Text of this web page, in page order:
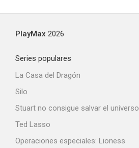
PlayMax 2026
Series populares
La Casa del Dragón
Silo
Stuart no consigue salvar el universo
Ted Lasso
Operaciones especiales: Lioness